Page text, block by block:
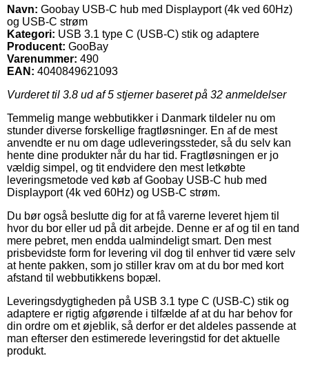
Navn: Goobay USB-C hub med Displayport (4k ved 60Hz)
og USB-C strøm
Kategori: USB 3.1 type C (USB-C) stik og adaptere
Producent: GooBay
Varenummer: 490
EAN: 4040849621093
Vurderet til 3.8 ud af 5 stjerner baseret på 32 anmeldelser
Temmelig mange webbutikker i Danmark tildeler nu om
stunder diverse forskellige fragtløsninger. En af de mest
anvendte er nu om dage udleveringssteder, så du selv kan
hente dine produkter når du har tid. Fragtløsningen er jo
vældig simpel, og tit endvidere den mest letkøbte
leveringsmetode ved køb af Goobay USB-C hub med
Displayport (4k ved 60Hz) og USB-C strøm.
Du bør også beslutte dig for at få varerne leveret hjem til
hvor du bor eller ud på dit arbejde. Denne er af og til en tand
mere pebret, men endda ualmindeligt smart. Den mest
prisbevidste form for levering vil dog til enhver tid være selv
at hente pakken, som jo stiller krav om at du bor med kort
afstand til webbutikkens bopæl.
Leveringsdygtigheden på USB 3.1 type C (USB-C) stik og
adaptere er rigtig afgørende i tilfælde af at du har behov for
din ordre om et øjeblik, så derfor er det aldeles passende at
man efterser den estimerede leveringstid for det aktuelle
produkt.